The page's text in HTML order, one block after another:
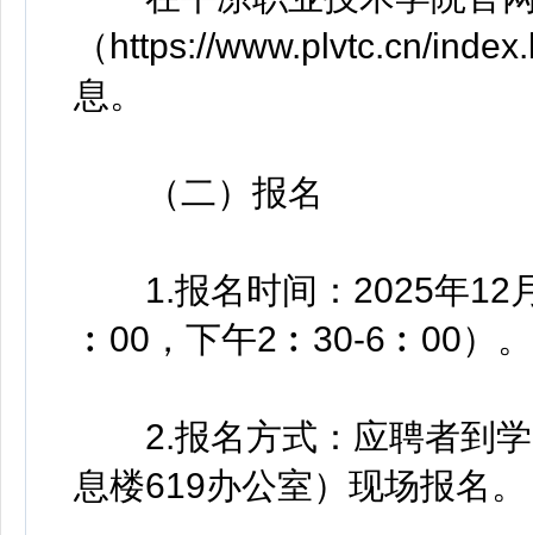
（https://www.plvtc.cn/
息。
（二）报名
1.报名时间：2025年12
︰00，下午2︰30-6︰00）。
2.报名方式：应聘者到学
息楼619办公室）现场报名。